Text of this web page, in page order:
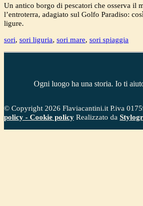
Un antico borgo di pescatori che osserva il
l’entroterra, adagiato sul Golfo Paradiso:
ligure.
sori, sori liguria, sori mare, sori spiaggia
Ogni luogo ha una storia. Io ti
© Copyright 2026 Flaviacantini.it P.iva
policy - Cookie policy Realizzato da